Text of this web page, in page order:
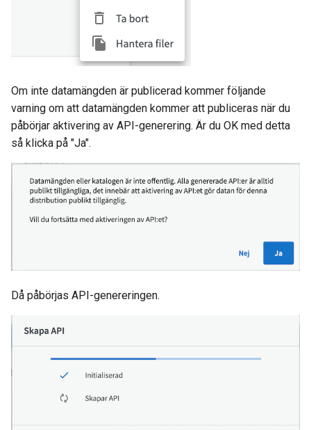
Om inte datamängden är publicerad kommer följande
varning om att datamängden kommer att publiceras när du
påbörjar aktivering av API-generering. Är du OK med detta
så klicka på "Ja".
Då påbörjas API-genereringen.